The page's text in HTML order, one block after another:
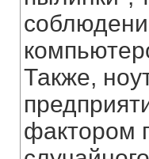
Также,
фактором